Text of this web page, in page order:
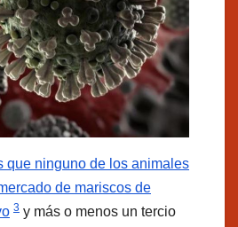
que ninguno de los animales
de mariscos de
3 y más o menos un tercio